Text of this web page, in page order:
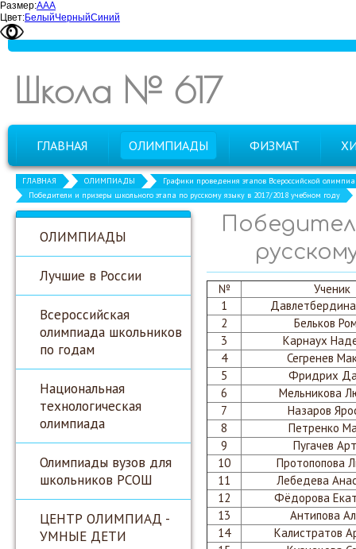
Размер:ААА
Цвет:БелыйЧерныйСиний
Школа № 617
ГЛАВНАЯ ОЛИМПИАДЫ ФИЗМАТ
ГЛАВНАЯ ОЛИМПИАДЫ
Графики проведения этапов Всероссийской
Победители и призеры школьного этапа по русскому языку в 2017/2018 учебном году
ОЛИМПИАДЫ
Лучшие в России
Всероссийская
олимпиада школьников
по годам
Национальная
технологическая
олимпиада
Олимпиады вузов для
школьников РСОШ
ЦЕНТР ОЛИМПИАД -
УМНЫЕ ДЕТИ
№
Ученик
1
2
Бельков
3
Карнаух
4
Сегренев
5
Фридрих
6
Мельникова
7
Назаров
8
Петренко
9
Пугачев
10
Протопопова
11
Лебедева
12
Фёдорова
13
Антипова
14
Калистратов